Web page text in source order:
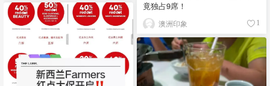
竟独占9席！
澳洲印象 1